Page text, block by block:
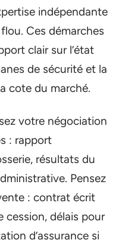
indépendante
Ces démarches
clair sur l’état
de sécurité et la
cote du marché.
votre négociation
: rapport
résultats du
Pensez
: contrat écrit
cession, délais pour
d’assurance si